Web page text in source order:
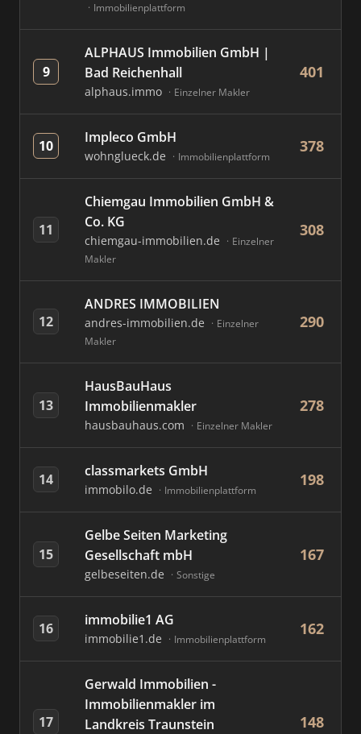
Immobilienplattform
9
ALPHAUS Immobilien GmbH |
Bad Reichenhall
alphaus.immo Einzelner Makler
401
10 Impleco GmbH
wohnglueck.de Immobilienplattform
378
11
Chiemgau Immobilien GmbH &
Co. KG
chiemgau-immobilien.de
Einzelner
Makler
308
12
ANDRES IMMOBILIEN
andres-immobilien.de
Einzelner
Makler
290
13
HausBauHaus
Immobilienmakler
hausbauhaus.com Einzelner Makler
278
14 classmarkets GmbH
immobilo.de Immobilienplattform
198
15
Gelbe Seiten Marketing
Gesellschaft mbH
gelbeseiten.de Sonstige
167
16 immobilie1 AG
immobilie1.de Immobilienplattform
162
17
Gerwald Immobilien -
Immobilienmakler im
Landkreis Traunstein
148